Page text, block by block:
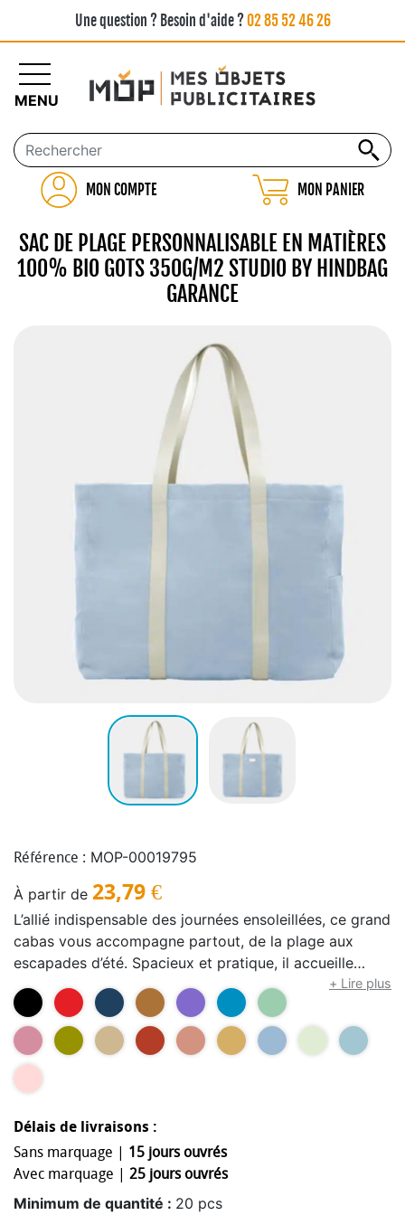
Une question ? Besoin d'aide ?02 85 52 46 26
MON COMPTE MON PANIER
MENU
SAC DE PLAGE PERSONNALISABLE EN MATIÈRES
100% BIO GOTS 350G/M2 STUDIO BY HINDBAG
GARANCE
Référence : MOP-00019795
À partir de 23,79 €
L’allié indispensable des journées ensoleillées, ce grand
cabas vous accompagne partout, de la plage aux
escapades d’été. Spacieux et pratique, il accueille
facilement serviettes, livres, crème solaire et tous vos
essentiels pour une journée les pieds dans le sable,
sans jamais manquer de style. Ses longues anses
assurent un porté épaule confortable, même lorsqu’il
est bien rempli. Confectionné en coton biologique 350
g, en jute biologique ou en éponge, il combine solidité,
jolie doublure protège vos affaires, tandis qu’une
poche zippée cousue permet de garder vos
indispensables à portée de main. Une fermeture
aimantée centrale sécurise le sac lorsqu’il n’est pas
+ Lire plus
Délais de livraisons :
Sans marquage | 15 jours ouvrés
Avec marquage | 25 jours ouvrés
Minimum de quantité : 20 pcs